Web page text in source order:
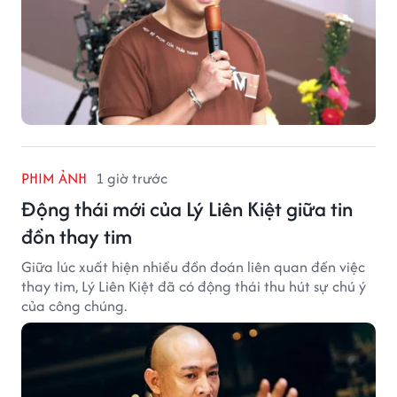
PHIM ẢNH 1 giờ trước
Động thái mới của Lý Liên Kiệt giữa tin
đồn thay tim
Giữa lúc xuất hiện nhiều đồn đoán liên quan đến việc
thay tim, Lý Liên Kiệt đã có động thái thu hút sự chú ý
của công chúng.